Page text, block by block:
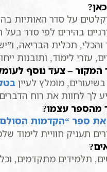
על סדר האותיות
בהירים לפי סדר בעל
תכלית הבריאה,
עזרי לימוד, ותובנות
המקור – צעד נוסף
מומלץ לעיין
לך לחוות את רוח
מהספר עצמו?
ספר “הקדמות
תעניק חוויית לימוד
תלמידים מתקדמים,